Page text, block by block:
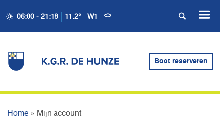
06:00 - 21:18 11.2° W1
Boot reserveren
Home » Mijn account